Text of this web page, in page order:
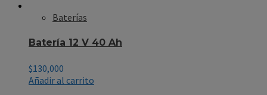
Baterías
Batería 12 V 40 Ah
$130,000
Añadir al carrito